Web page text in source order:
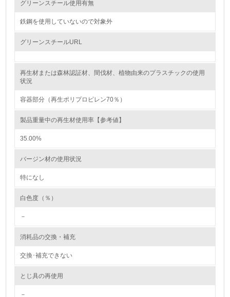
レベル2
5.
環境取り組み体制と成果を定期的に検証して次の活動に活
境対策を理解し、実践している
環境活動に関する規格やプログラムを導入している
グリーンスチール使用有無
鉄鋼を使用していないので対象外
グリーンスチールURL
再生材または森林認証材、間伐材、植物由来のプラスチックの使用
状況
容器部分（再生ポリプロピレン70％）
製品重量中の再生材使用率【参考値】
35.00%
バージン材の使用状況
特になし
白色度（％）
－
消耗品の交換・補充
交換･補充できない
とじ具の再使用
－